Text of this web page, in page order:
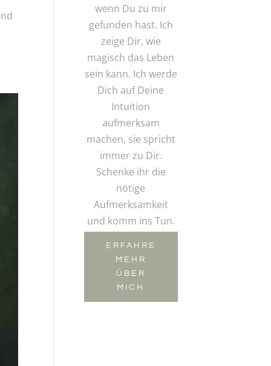
wenn Du zu mir
gefunden hast. Ich
zeige Dir, wie
magisch das Leben
sein kann. Ich werde
Dich auf Deine
Intuition
aufmerksam
machen, sie spricht
immer zu Dir.
Schenke ihr die
nötige
Aufmerksamkeit
und komm ins Tun.
ERFAHRE
MEHR
ÜBER
MICH